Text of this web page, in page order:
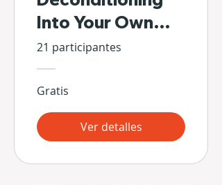
Into Your Own
Hands
21 participantes
Gratis
Ver detalles